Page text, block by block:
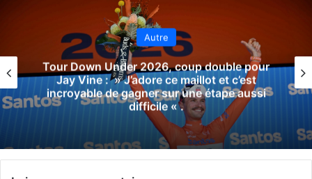
Autre
Tour Down Under 2026, coup double pour
Jay Vine : » J’adore ce maillot et c’est
incroyable de gagner sur une étape aussi
difficile « .